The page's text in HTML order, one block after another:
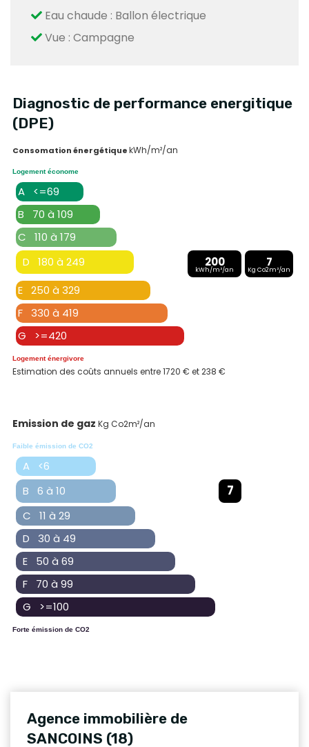
Eau chaude : Ballon électrique
Vue : Campagne
Diagnostic de performance energitique
(DPE)
Consomation énergétiquekWh/m²/an
Logement économe
A <=69
B 70 à 109
C 110 à 179
D 180 à 249
200
kWh/m²/an
7
Kg Co2m²/an
E 250 à 329
F 330 à 419
G >=420
Logement énergivore
Estimation des coûts annuels entre 1720 € et 238 €
Emission de gaz Kg Co2m²/an
Faible émission de CO2
A <6
B 6 à 10
7
C 11 à 29
D 30 à 49
E 50 à 69
F 70 à 99
G >=100
Forte émission de CO2
Agence immobilière de
SANCOINS (18)